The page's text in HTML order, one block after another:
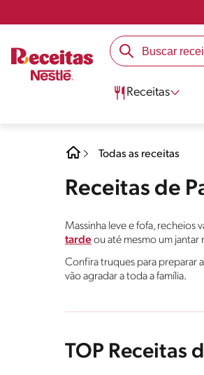
Receitas
Todas as receitas
Receitas de
Massinha leve e fofa, recheios
tardeou até mesmo um jantar
Confira truques para preparar a
vão agradar a toda a família.
TOP Receitas